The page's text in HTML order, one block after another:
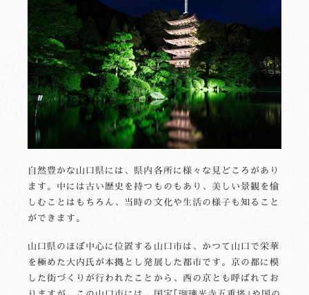
自然豊かな山口県には、県内各所に様々な見どころがあり
ます。中には古い歴史を持つものもあり、美しい景観を愉
しむことはもちろん、当時の文化や生活の様子も知ること
ができます。
山口県のほぼ中心に位置する山口市は、かつて山口で栄華
を極めた大内氏が本拠とし発展した都市です。京の都に模
した街づくりが行われたことから、西の京とも呼ばれてお